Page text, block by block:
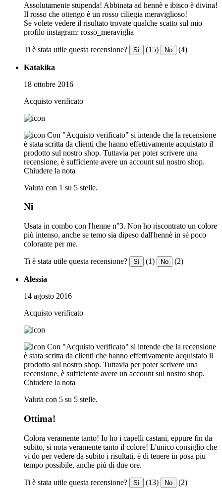
Assolutamente stupenda! Abbinata ad hennè e ibisco è divina!
Il rosso che ottengo è un rosso ciliegia meraviglioso!
Se volete vedere il risultato trovate qualche scatto sul mio
profilo instagram: rosso_meraviglia
Ti è stata utile questa recensione? Sì (15) No (4)
Katakika
18 ottobre 2016
Acquisto verificato
Con "Acquisto verificato" si intende che la recensione
è stata scritta da clienti che hanno effettivamente acquistato il
prodotto sul nostro shop. Tuttavia per poter scrivere una
recensione, è sufficiente avere un account sul nostro shop.
Chiudere la nota
Valuta con 1 su 5 stelle.
Ni
Usata in combo con l'henne n°3. Non ho riscontrato un colore
più intenso, anche se temo sia dipeso dall'hennè in sè poco
colorante per me.
Ti è stata utile questa recensione? Sì (1) No (2)
Alessia
14 agosto 2016
Acquisto verificato
Con "Acquisto verificato" si intende che la recensione
è stata scritta da clienti che hanno effettivamente acquistato il
prodotto sul nostro shop. Tuttavia per poter scrivere una
recensione, è sufficiente avere un account sul nostro shop.
Chiudere la nota
Valuta con 5 su 5 stelle.
Ottima!
Colora veramente tanto! Io ho i capelli castani, eppure fin da
subito, si nota veramente tanto il colore! L'unico consiglio che
vi do per vedere da subito i risultati, è di tenere in posa piu
tempo possibile, anche più di due ore.
Ti è stata utile questa recensione? Sì (13) No (2)